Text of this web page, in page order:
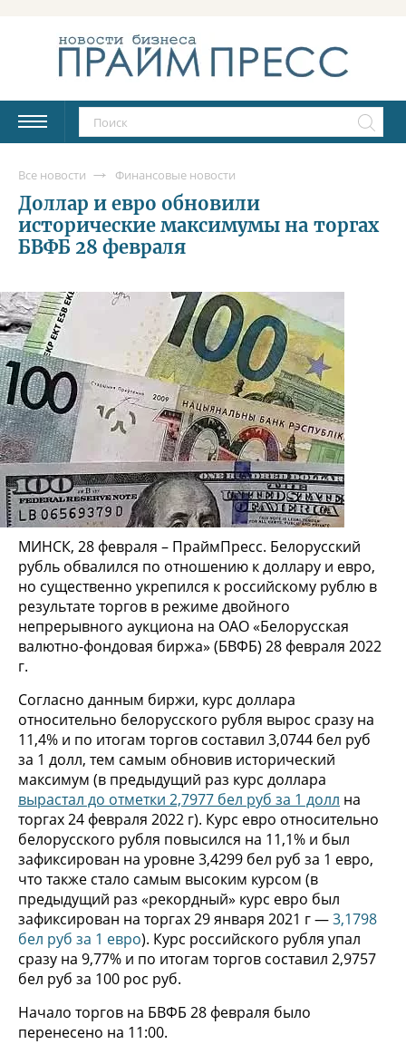
Все новости Финансовые новости
Доллар и евро обновили
исторические максимумы на торгах
БВФБ 28 февраля
МИНСК, 28 февраля – ПраймПресс. Белорусский
рубль обвалился по отношению к доллару и евро,
но существенно укрепился к российскому рублю в
результате торгов в режиме двойного
непрерывного аукциона на ОАО «Белорусская
валютно-фондовая биржа» (БВФБ) 28 февраля 2022
г.
Согласно данным биржи, курс доллара
относительно белорусского рубля вырос сразу на
11,4% и по итогам торгов составил 3,0744 бел руб
за 1 долл, тем самым обновив исторический
максимум (в предыдущий раз курс доллара
вырастал до отметки 2,7977 бел руб за 1 долл на
торгах 24 февраля 2022 г). Курс евро относительно
белорусского рубля повысился на 11,1% и был
зафиксирован на уровне 3,4299 бел руб за 1 евро,
что также стало самым высоким курсом (в
предыдущий раз «рекордный» курс евро был
зафиксирован на торгах 29 января 2021 г —3,1798
бел руб за 1 евро). Курс российского рубля упал
сразу на 9,77% и по итогам торгов составил 2,9757
бел руб за 100 рос руб.
Начало торгов на БВФБ 28 февраля было
перенесено на 11:00.